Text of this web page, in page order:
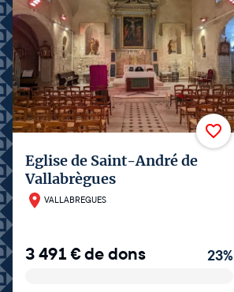
Eglise de Saint-André de
Vallabrègues
VALLABREGUES
3 491€de dons 23%